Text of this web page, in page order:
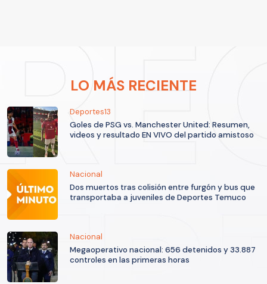
LO MÁS RECIENTE
Deportes13
Goles de PSG vs. Manchester United: Resumen,
videos y resultado EN VIVO del partido amistoso
Nacional
Dos muertos tras colisión entre furgón y bus que
transportaba a juveniles de Deportes Temuco
Nacional
Megaoperativo nacional: 656 detenidos y 33.887
controles en las primeras horas